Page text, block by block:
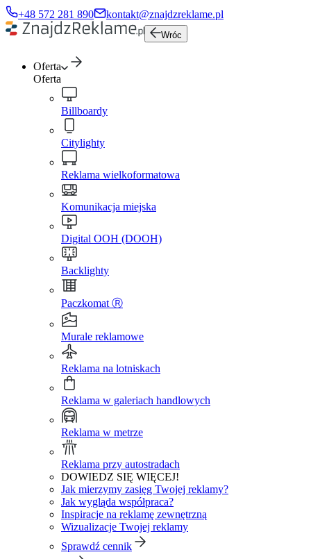
+48 572 281 890 kontakt@znajdzreklame.pl
Wróc
Oferta
Oferta
Billboardy
Citylighty
Reklama wielkoformatowa
Komunikacja miejska
Digital OOH (DOOH)
Backlighty
Paczkomat Ⓡ
Murale reklamowe
Reklama na lotniskach
Reklama w galeriach handlowych
Reklama w metrze
Reklama przy autostradach
DOWIEDZ SIĘ WIĘCEJ!
Jak mierzymy zasięg Twojej reklamy?
Jak wygląda współpraca?
Inspiracje na reklamę zewnętrzną
Wizualizacje Twojej reklamy
Sprawdź cennik